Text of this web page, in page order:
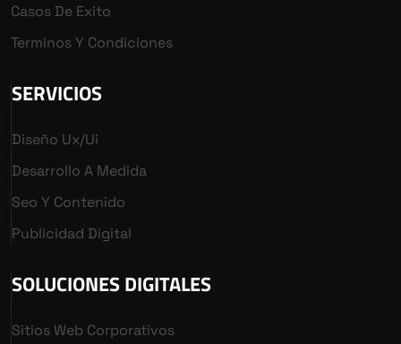
Casos De Exito
Terminos Y Condiciones
SERVICIOS
Diseño Ux/ui
Desarrollo A Medida
Seo Y Contenido
Publicidad Digital
SOLUCIONES DIGITALES
Sitios Web Corporativos